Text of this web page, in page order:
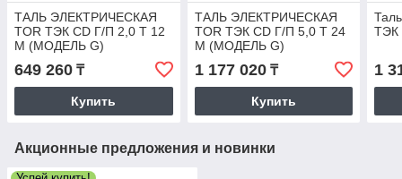
ТАЛЬ ЭЛЕКТРИЧЕСКАЯ
TOR ТЭК CD Г/П 2,0 Т 12
М (МОДЕЛЬ G)
649 260 ₸
Купить
ТАЛЬ ЭЛЕКТРИЧЕСКАЯ
TOR ТЭК CD Г/П 5,0 Т 24
М (МОДЕЛЬ G)
1 177 020₸
Купить
ТЭК
1
Акционные предложения и новинки